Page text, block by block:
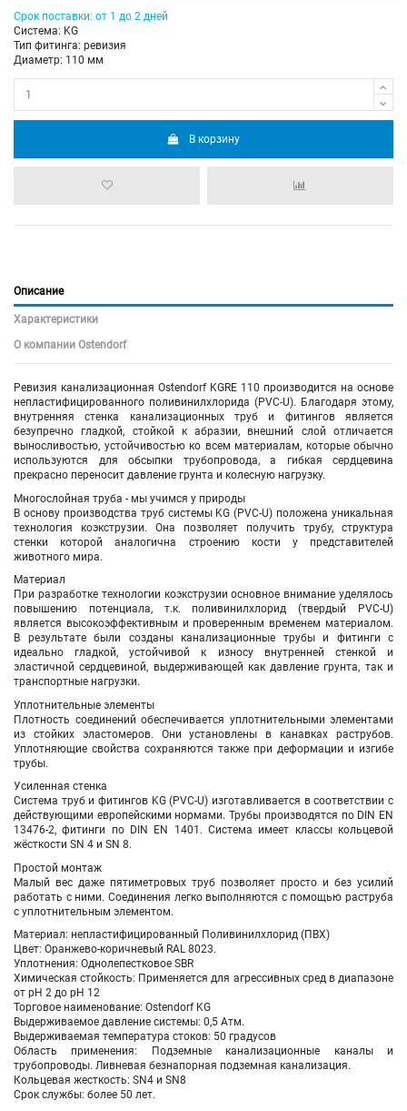
Срок поставки: от 1 до 2 дней
Система: KG
Тип фитинга: ревизия
Диаметр: 110 мм
В корзину
Описание
Характеристики
О компании Ostendorf
Ревизия канализационная Ostendorf KGRE 110 производится на основе
непластифицированного поливинилхлорида (PVC-U). Благодаря этому,
внутренняя стенка канализационных труб и фитингов является
безупречно гладкой, стойкой к абразии, внешний слой отличается
выносливостью, устойчивостью ко всем материалам, которые обычно
используются для обсыпки трубопровода, а гибкая сердцевина
прекрасно переносит давление грунта и колесную нагрузку.
Многослойная труба - мы учимся у природы
В основу производства труб системы KG (PVC-U) положена уникальная
технология коэкструзии. Она позволяет получить трубу, структура
стенки которой аналогична строению кости у представителей
животного мира.
Материал
При разработке технологии коэкструзии основное внимание уделялось
повышению потенциала, т.к. поливинилхлорид (твердый PVC-U)
является высокоэффективным и проверенным временем материалом.
В результате были созданы канализационные трубы и фитинги с
идеально гладкой, устойчивой к износу внутренней стенкой и
эластичной сердцевиной, выдерживающей как давление грунта, так и
транспортные нагрузки.
Уплотнительные элементы
Плотность соединений обеспечивается уплотнительными элементами
из стойких эластомеров. Они установлены в канавках раструбов.
Уплотняющие свойства сохраняются также при деформации и изгибе
трубы.
Усиленная стенка
Система труб и фитингов KG (PVC-U) изготавливается в соответствии с
действующими европейскими нормами. Трубы производятся по DIN EN
13476-2, фитинги по DIN EN 1401. Система имеет классы кольцевой
жёсткости SN 4 и SN 8.
Простой монтаж
Малый вес даже пятиметровых труб позволяет просто и без усилий
работать с ними. Соединения легко выполняются с помощью раструба
с уплотнительным элементом.
Материал: непластифицированный Поливинилхлорид (ПВХ)
Цвет: Оранжево-коричневый RAL 8023.
Уплотнения: Однолепестковое SBR
Химическая стойкость: Применяется для агрессивных сред в диапазоне
от pH 2 до pH 12
Торговое наименование: Ostendorf KG
Выдерживаемое давление системы: 0,5 Атм.
Выдерживаемая температура стоков: 50 градусов
Область применения: Подземные канализационные каналы и
трубопроводы. Ливневая безнапорная подземная канализация.
Кольцевая жесткость: SN4 и SN8
Срок службы: более 50 лет.